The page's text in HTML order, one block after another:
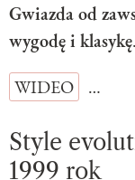
Gwiazda od
wygodę i klasykę
WIDEO
…
Style
1999 rok